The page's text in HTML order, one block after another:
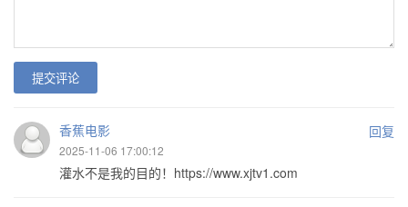
提交评论
香蕉电影 回复
2025-11-06 17:00:12
灌水不是我的目的！https://www.xjtv1.com